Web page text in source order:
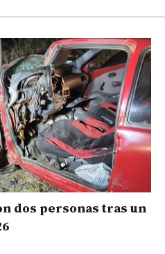
dos personas tras un